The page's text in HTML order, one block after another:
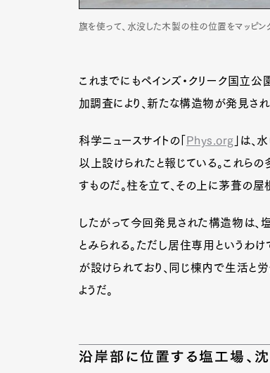
旗を使って、水没した木製の柱の位置をマ
これまでにもペインズ・クリーク国立
加調査により、新たな構造物が発見され
科学ニュースサイトの「 Phys.org 」は
以上設けられたと報じている。これら
すものだ。柱を立て、その上に茅葺の
したがって今回発見された構造物は、
とみられる。ただし居住専用というわ
が設けられており、同じ棟内で生活と
ようだ。
沿岸部に位置する塩工場、